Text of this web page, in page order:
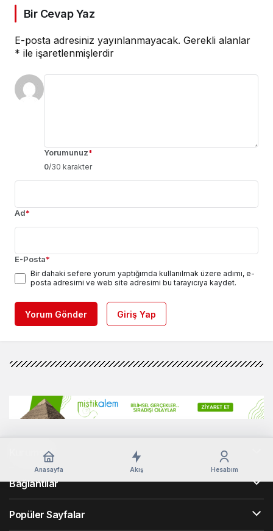
Bir Cevap Yaz
E-posta adresiniz yayınlanmayacak. Gerekli alanlar
* ile işaretlenmişlerdir
Yorumunuz*
0/30 karakter
Ad*
E-Posta*
Bir dahaki sefere yorum yaptığımda kullanılmak üzere adımı, e-
posta adresimi ve web site adresimi bu tarayıcıya kaydet.
Yorum Gönder Giriş Yap
Anasayfa Akış Hesabım
Kurumsal
Bağlantılar
Popüler Sayfalar